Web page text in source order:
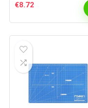
€8.72